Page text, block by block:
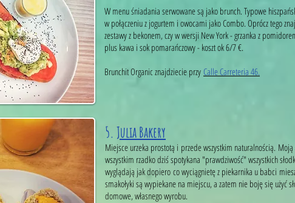
W menu śniadania serwowane są jako brunch. Typowe
w połączeniu z jogurtem i owocami jako Combo. Oprócz tego
zestawy z bekonem, czy w wersji New York - grzanka z
plus kawa i sok pomarańczowy - koszt ok 6/7 €.
Brunchit Organic znajdziecie przy Calle Carreteria 46.
5. Julia Bakery
Miejsce urzeka prostotą i przede wszystkim naturalnością. Moją
wszystkim rzadko dziś spotykana "prawdziwość" wszystkich
wyglądają jak dopiero co wyciągnietę z piekarnika u babci
smakołyki są wypiekane na miejscu, a zatem nie boję się użyć
domowe, własnego wyrobu.